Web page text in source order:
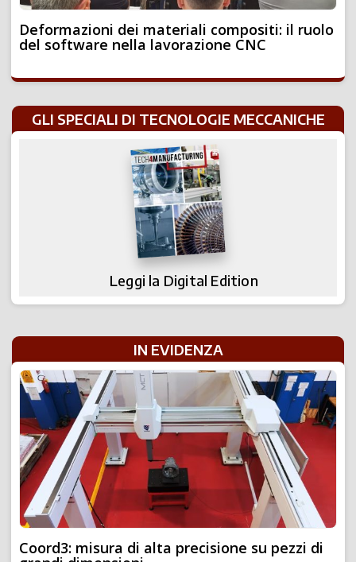
Deformazioni dei materiali compositi: il ruolo
del software nella lavorazione CNC
GLI SPECIALI DI TECNOLOGIE MECCANICHE
Leggi la Digital Edition
IN EVIDENZA
Coord3: misura di alta precisione su pezzi di